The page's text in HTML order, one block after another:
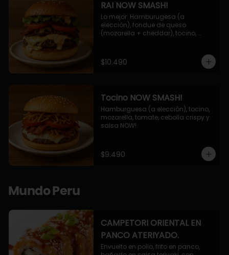
RAI NOW SMASH!
Lo mejor: Hamburugesa (a
elección), fondue de queso
(mozarella + cheddar), tocino,
NOW!
$10.490
Tocino NOW SMASH!
Hamburguesa (a elección), tocino,
mozarella, tomate, cebolla crispy y
salsa NOW!
$9.490
Mundo Peru
CAMPETORI ORIENTAL EN
PANCO ATERIYADO.
Envuelto en pollo, frito en panco,